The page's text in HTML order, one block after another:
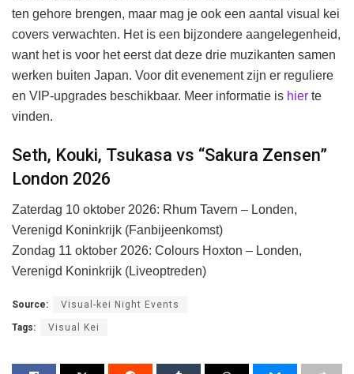
ten gehore brengen, maar mag je ook een aantal visual kei
covers verwachten. Het is een bijzondere aangelegenheid,
want het is voor het eerst dat deze drie muzikanten samen
werken buiten Japan. Voor dit evenement zijn er reguliere
en VIP-upgrades beschikbaar. Meer informatie is hier te
vinden.
Seth, Kouki, Tsukasa vs “Sakura Zensen”
London 2026
Zaterdag 10 oktober 2026: Rhum Tavern – Londen,
Verenigd Koninkrijk (Fanbijeenkomst)
Zondag 11 oktober 2026: Colours Hoxton – Londen,
Verenigd Koninkrijk (Liveoptreden)
Source: Visual-kei Night Events
Tags: Visual Kei